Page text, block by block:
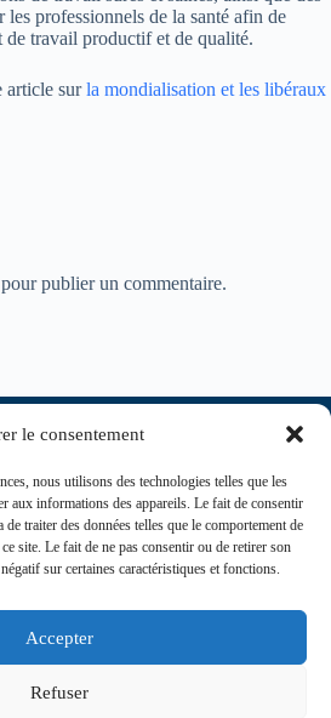
le consentement
nous utilisons des technologies telles que les
aux informations des appareils. Le fait de consentir
de traiter des données telles que le comportement de
site. Le fait de ne pas consentir ou de retirer son
sur certaines caractéristiques et fonctions.
Accepter
Refuser
professionnels de la santé afin de
travail productif et de qualité.
article surla mondialisation et les libéraux
publier un commentaire.